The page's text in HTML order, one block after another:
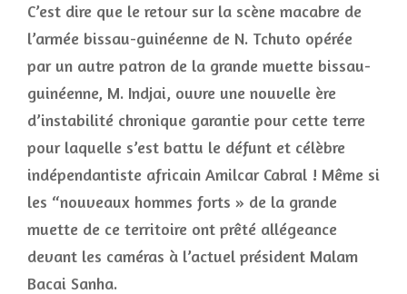
C’est dire que le retour sur la scène macabre de
l’armée bissau-guinéenne de N. Tchuto opérée
par un autre patron de la grande muette bissau-
guinéenne, M. Indjai, ouvre une nouvelle ère
d’instabilité chronique garantie pour cette terre
pour laquelle s’est battu le défunt et célèbre
indépendantiste africain Amilcar Cabral ! Même si
les “nouveaux hommes forts » de la grande
muette de ce territoire ont prêté allégeance
devant les caméras à l’actuel président Malam
Bacai Sanha.